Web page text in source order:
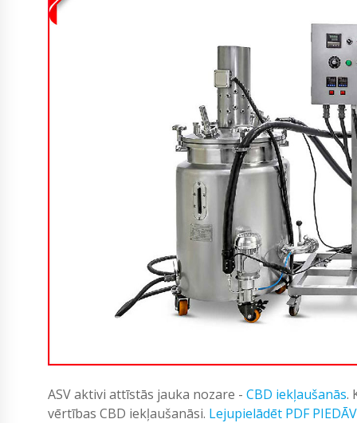
ASV aktivi attīstās jauka nozare - CBD iekļaušanās.
vērtības CBD iekļaušanāsi. Lejupielādēt PDF